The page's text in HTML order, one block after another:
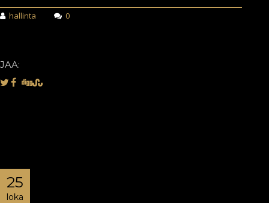
hallinta 0
JAA:
25
loka